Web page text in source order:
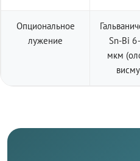
Опциональное
лужение
Sn-Bi
мкм